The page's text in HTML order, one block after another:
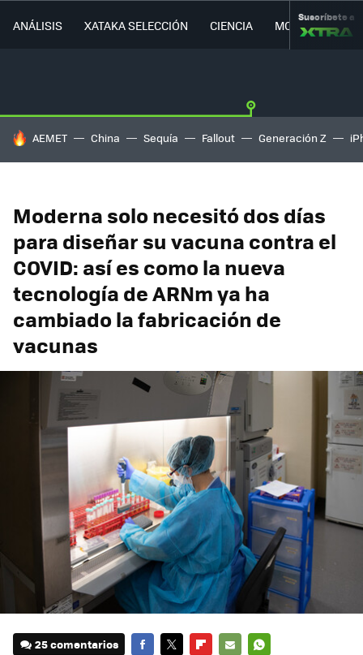
ANÁLISIS XATAKA SELECCIÓN CIENCIA MOVILIDAD
Suscríbete a
HOY SE HABLA DE
AEMET China Sequía Fallout Generación Z
Moderna solo necesitó dos días
para diseñar su vacuna contra el
COVID: así es como la nueva
tecnología de ARNm ya ha
cambiado la fabricación de
vacunas
25 comentarios